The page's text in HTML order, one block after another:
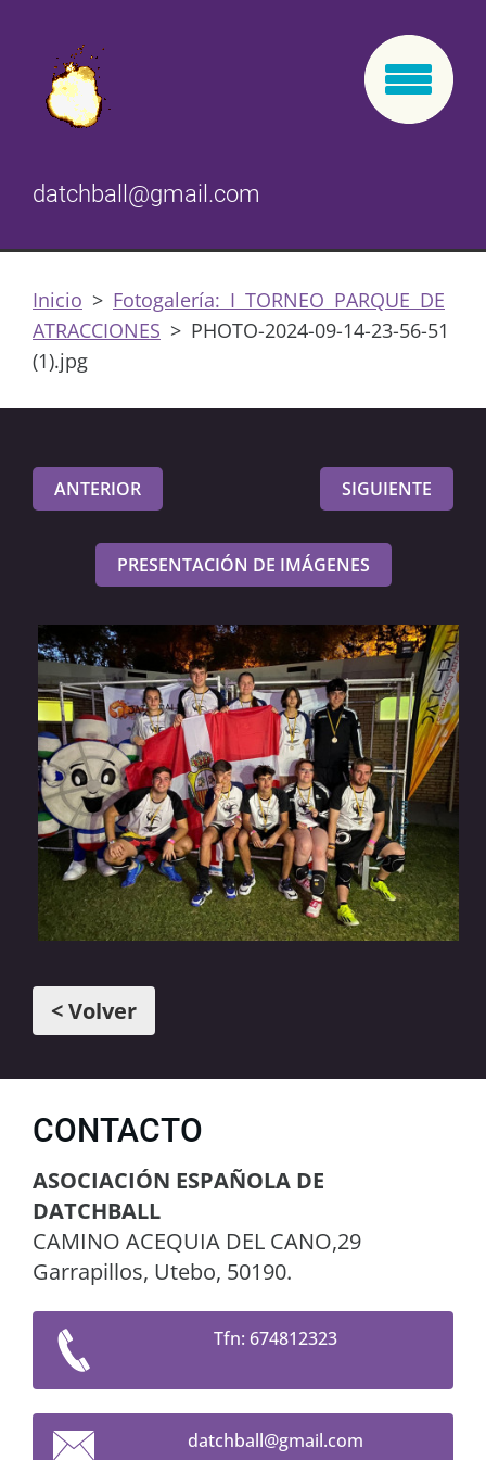
datchball@gmail.com
Inicio > Fotogalería: I TORNEO PARQUE DE
ATRACCIONES > PHOTO-2024-09-14-23-56-51
(1).jpg
ANTERIOR SIGUIENTE
PRESENTACIÓN DE IMÁGENES
< Volver
CONTACTO
ASOCIACIÓN ESPAÑOLA DE
DATCHBALL
CAMINO ACEQUIA DEL CANO,29
Garrapillos, Utebo, 50190.
Tfn: 674812323
datchball@gmail.com